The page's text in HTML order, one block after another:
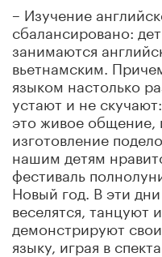
– Изучение
сбалансировано:
занимаются
вьетнамским.
языком настолько
устают и не
это живое общение,
изготовление
нашим детям
фестиваль
Новый год. В эти
веселятся, танцуют
демонстрируют
языку, играя в